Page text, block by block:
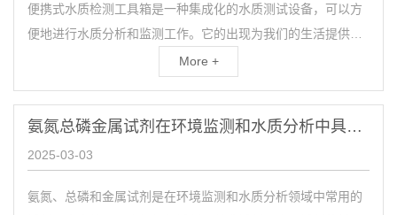
便携式水质检测工具箱是一种集成化的水质测试设备，可以方
便地进行水质分析和监测工作。它的出现为我们的生活提供了
便利，使得我们能够更加方便快捷地了解水质情况，保障我们
More +
氨氮总磷金属试剂在环境监测和水质分析中具有重要作用
2025-03-03
氨氮、总磷和金属试剂是在环境监测和水质分析领域中常用的